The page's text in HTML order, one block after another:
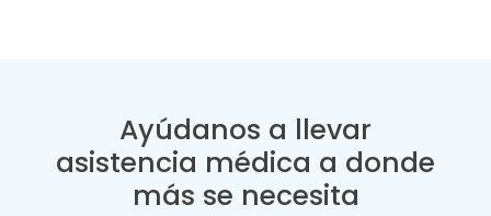
Ayúdanos a llevar
asistencia médica a donde
más se necesita